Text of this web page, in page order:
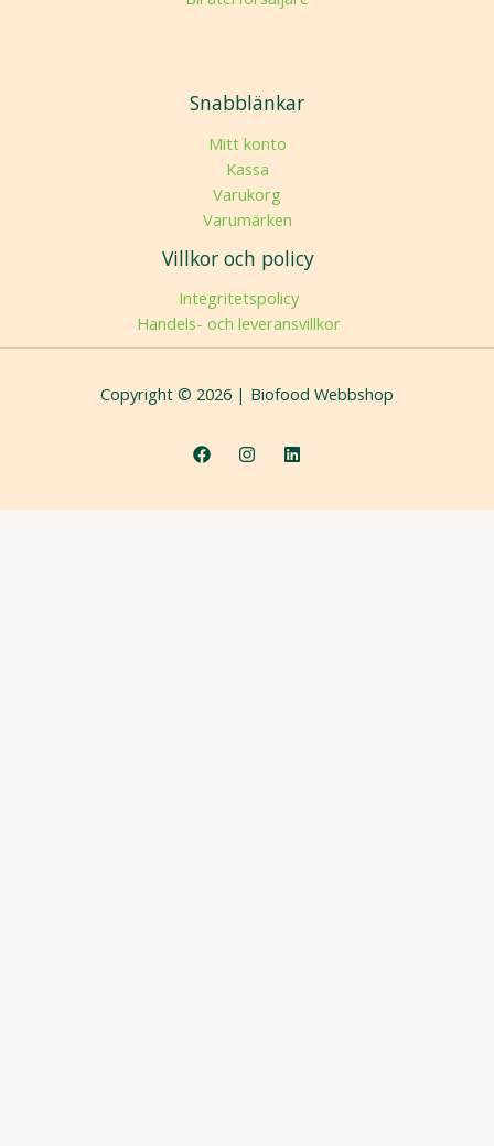
Snabblänkar
Mitt konto
Kassa
Varukorg
Varumärken
Villkor och policy
Integritetspolicy
Handels- och leveransvillkor
Copyright © 2026 | Biofood Webbshop